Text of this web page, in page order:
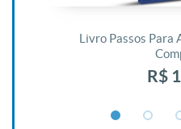
Livro Passos Para
R$